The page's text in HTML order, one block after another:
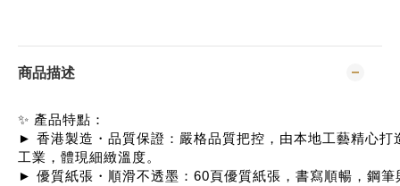
商品描述
✨ 產品特點：
► 香港製造・品質保證：嚴格品質把控，由本地工藝精心打
工業，體現細緻溫度。
► 優質紙張・順滑不透墨：60頁優質紙張，書寫順暢，鋼筆